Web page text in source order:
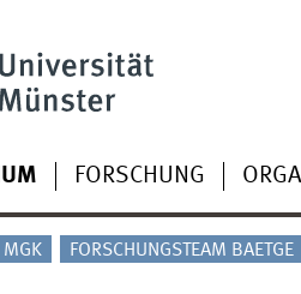
FORSCHUNG
MGK FORSCHUNGSTEAM BAETGE